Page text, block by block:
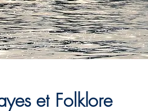
et Folklore